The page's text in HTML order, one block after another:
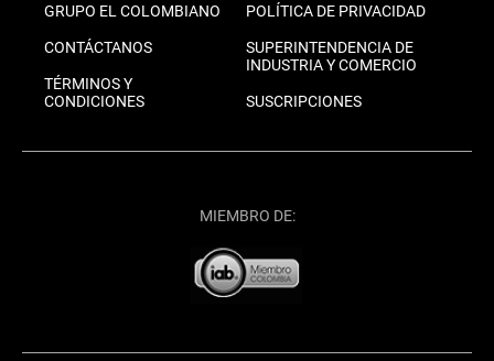
GRUPO EL COLOMBIANO
CONTÁCTANOS
TÉRMINOS Y
CONDICIONES
POLÍTICA DE PRIVACIDAD
SUPERINTENDENCIA DE
INDUSTRIA Y COMERCIO
SUSCRIPCIONES
MIEMBRO DE: